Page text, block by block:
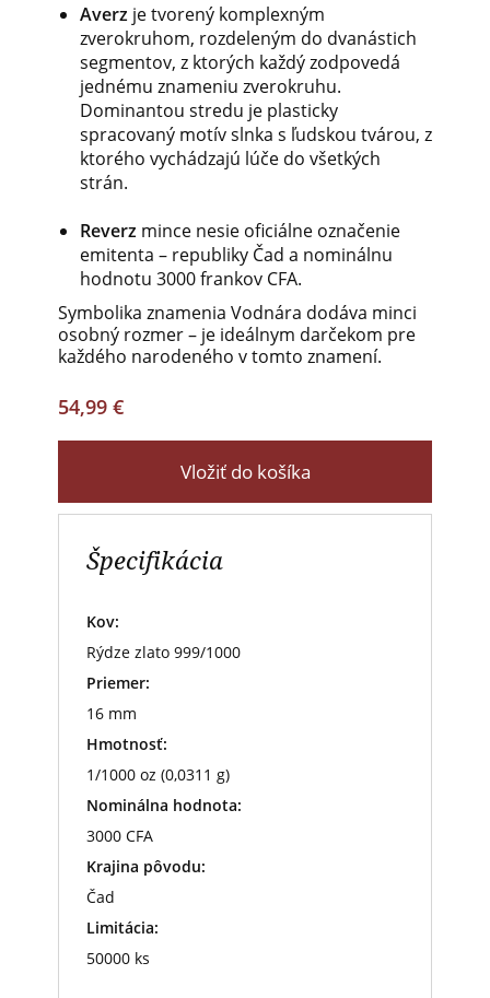
Averz je tvorený komplexným
zverokruhom, rozdeleným do dvanástich
segmentov, z ktorých každý zodpovedá
jednému znameniu zverokruhu.
Dominantou stredu je plasticky
spracovaný motív slnka s ľudskou tvárou, z
ktorého vychádzajú lúče do všetkých
strán.
Reverz mince nesie oficiálne označenie
emitenta – republiky Čad a nominálnu
hodnotu 3000 frankov CFA.
Symbolika znamenia Vodnára dodáva minci
osobný rozmer – je ideálnym darčekom pre
každého narodeného v tomto znamení.
54,99 €
Vložiť do košíka
Špecifikácia
Kov:
Rýdze zlato 999/1000
Priemer:
16 mm
Hmotnosť:
1/1000 oz (0,0311 g)
Nominálna hodnota:
3000 CFA
Krajina pôvodu:
Čad
Limitácia:
50000 ks